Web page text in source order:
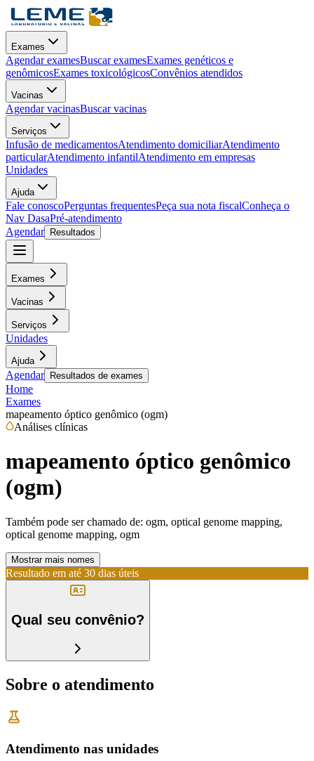
Exames
Agendar examesBuscar examesExames genéticos e
genômicosExames toxicológicosConvênios atendidos
Vacinas
Agendar vacinasBuscar vacinas
Serviços
Infusão de medicamentosAtendimento domiciliarAtendimento
particularAtendimento infantilAtendimento em empresas
Unidades
Ajuda
Fale conoscoPerguntas frequentesPeça sua nota fiscalConheça o
Nav DasaPré-atendimento
Agendar
Resultados
Exames
Vacinas
Serviços
Unidades
Ajuda
Agendar Resultados de exames
Home
Exames
mapeamento óptico genômico (ogm)
Análises clínicas
mapeamento óptico genômico
(ogm)
Também pode ser chamado de: ogm, optical genome mapping,
optical genome mapping, ogm
Mostrar mais nomes
Resultado em até 30 dias úteis
Qual seu convênio?
Sobre o atendimento
Atendimento nas unidades